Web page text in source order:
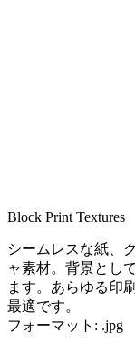
Block Print Textures
シームレスな紙、
ャ素材。背景とし
ます。あらゆる印
最適です。
フォーマット: .jpg